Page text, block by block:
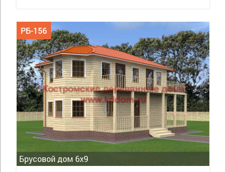
Брусовой дом 6х9
РБ-156